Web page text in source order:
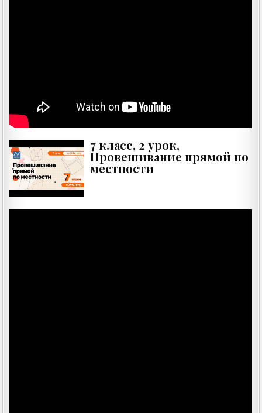
7 класс, 2 урок,
Провешивание прямой по
местности